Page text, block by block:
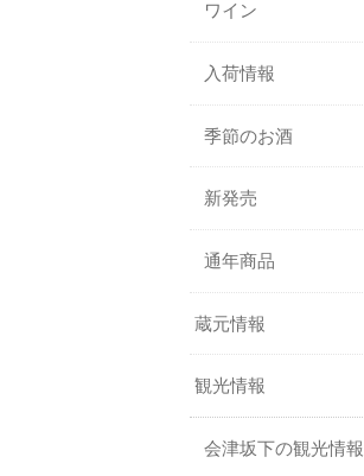
ワイン
入荷情報
季節のお酒
新発売
通年商品
蔵元情報
観光情報
会津坂下の観光情報